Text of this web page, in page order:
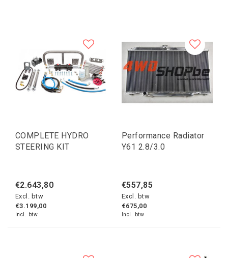
COMPLETE HYDRO
STEERING KIT
€2.643,80
Excl. btw
€3.199,00
Incl. btw
Performance Radiator
Y61 2.8/3.0
€557,85
Excl. btw
€675,00
Incl. btw